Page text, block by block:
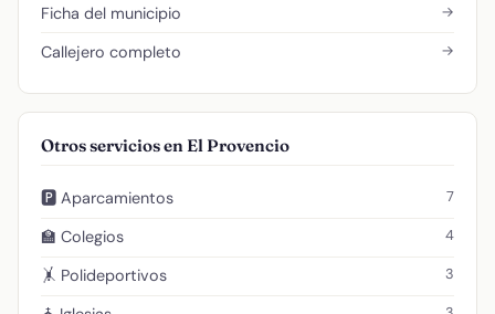
Ficha del municipio →
Callejero completo →
Otros servicios en El Provencio
🅿️ Aparcamientos 7
🏫 Colegios 4
🤸 Polideportivos 3